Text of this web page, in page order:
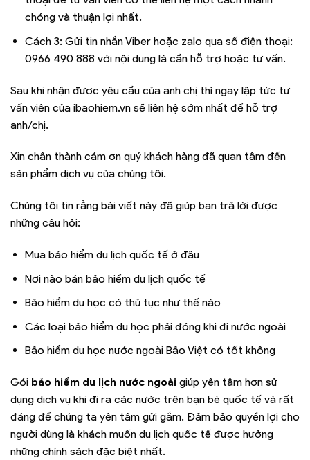
chóng và thuận lợi nhất.
Cách 3: Gửi tin nhắn Viber hoặc zalo qua số điện thoại:
0966 490 888 với nội dung là cần hỗ trợ hoặc tư vấn.
Sau khi nhận được yêu cầu của anh chị thì ngay lập tức tư
vấn viên của ibaohiem.vn sẽ liên hệ sớm nhất để hỗ trợ
anh/chị.
Xin chân thành cám ơn quý khách hàng đã quan tâm đến
sản phẩm dịch vụ của chúng tôi.
Chúng tôi tin rằng bài viết này đã giúp bạn trả lời được
những câu hỏi:
Mua bảo hiểm du lịch quốc tế ở đâu
Nơi nào bán bảo hiểm du lịch quốc tế
Bảo hiểm du học có thủ tục như thế nào
Các loại bảo hiểm du học phải đóng khi đi nước ngoài
Bảo hiểm du học nước ngoài Bảo Việt có tốt không
Gói bảo hiểm du lịch nước ngoài giúp yên tâm hơn sử
dụng dịch vụ khi đi ra các nước trên bạn bè quốc tế và rất
đáng để chúng ta yên tâm gửi gắm. Đảm bảo quyền lợi cho
người dùng là khách muốn du lịch quốc tế được hưởng
những chính sách đặc biệt nhất.